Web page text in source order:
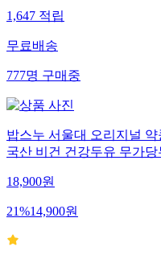
1,647적립
무료배송
777명구매중
밥스누 서울대 오리지널
국산 비건 건강두유 무가당
18,900원
21%14,900원